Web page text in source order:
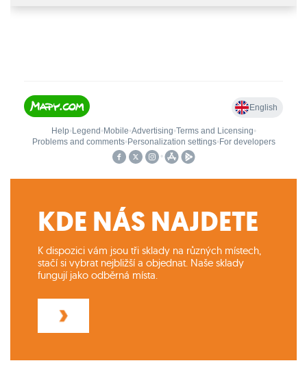
KDE NÁS NAJDETE
K dispozici vám jsou tři sklady na různých místech,
stačí si vybrat nejbližší a objednat. Naše sklady
fungují jako odběrná místa.